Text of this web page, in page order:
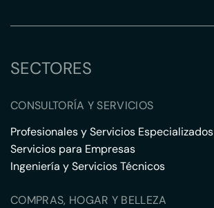
SECTORES
CONSULTORÍA Y SERVICIOS
Profesionales y Servicios Especializados
Servicios para Empresas
Ingeniería y Servicios Técnicos
COMPRAS, HOGAR Y BELLEZA